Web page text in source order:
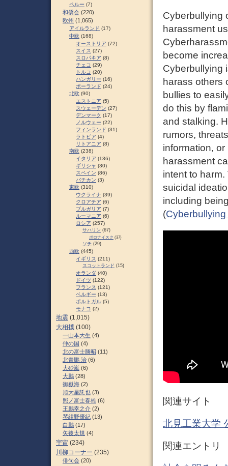
Cyberbullying
harassment
become
Cyberbullying
harass others
bullies to
do this by
and stalking.
rumors,
information,
harassment
intent to
suicidal
including
(
関連サイト
北見工業大学
関連エントリ
ペルー (7)
和僑会 (220)
欧州 (1,065)
アイルランド (17)
中欧 (168)
オーストリア (72)
スイス (27)
スロパキア (8)
チェコ (29)
トルコ (20)
ハンガリー (16)
ポーランド (24)
北欧 (90)
エストニア (5)
スウェーデン (27)
デンマーク (17)
ノルウェー (22)
フィンランド (31)
ラトビア (4)
リトアニア (8)
南欧 (238)
イタリア (136)
ギリシャ (30)
スペイン (86)
バチカン (3)
東欧 (310)
ウクライナ (39)
クロアチア (6)
ブルガリア (7)
ルーマニア (6)
ロシア (257)
サハリン (67)
ポロナイスク (37)
ソチ (29)
西欧 (445)
イギリス (211)
スコットランド (15)
オランダ (40)
ドイツ (122)
フランス (121)
ベルギー (13)
ポルトガル (5)
モナコ (2)
地震 (1,015)
大相撲 (100)
一山本大生 (4)
仲の国 (4)
北の富士勝昭 (11)
北青鵬 治 (6)
大砂嵐 (6)
大鵬 (28)
御嶽海 (2)
旭大星託也 (3)
照ノ富士春雄 (6)
王鵬幸之介 (2)
琴紺野優紀 (13)
白鵬 (17)
矢後太規 (4)
宇宙 (234)
川柳コーナー (235)
俳句会 (20)